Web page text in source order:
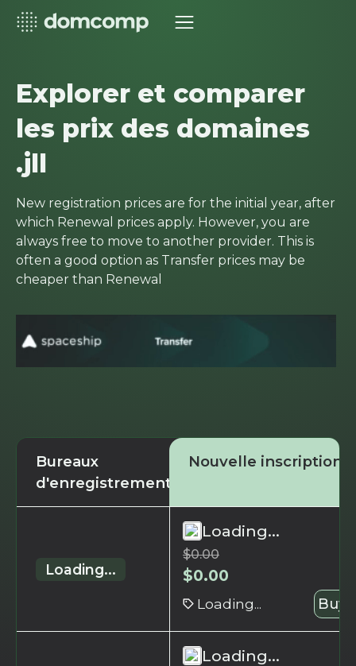
Explorer et comparer
les prix des domaines
.jll
New registration prices are for the initial year, after
which Renewal prices apply. However, you are
always free to move to another provider. This is
often a good option as Transfer prices may be
cheaper than Renewal
Bureaux
d'enregistrement
Nouvelle inscription
Loading...
Loading...
$0.00
$0.00
Loading... Buy
Loading...